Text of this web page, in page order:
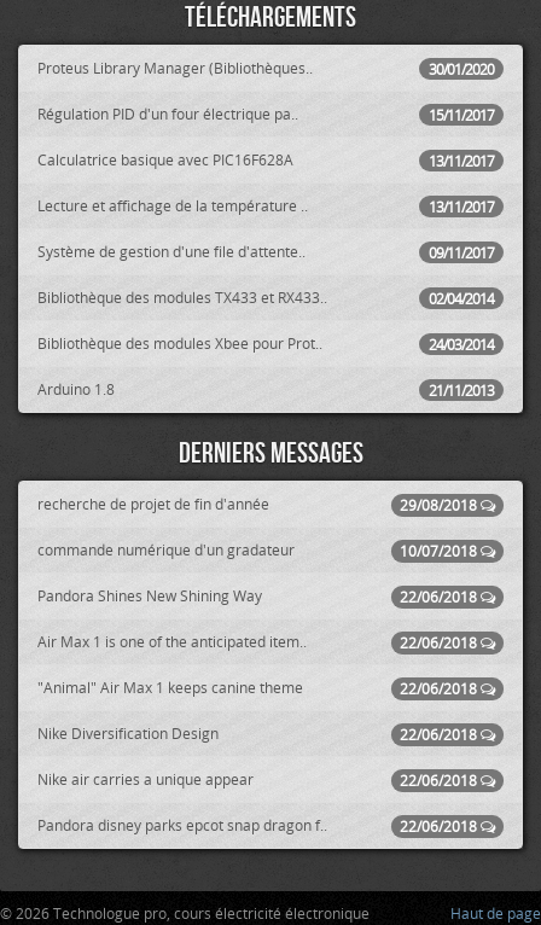
Téléchargements
30/01/2020
Proteus Library Manager (Bibliothèques..
15/11/2017
Régulation PID d'un four électrique pa..
13/11/2017
Calculatrice basique avec PIC16F628A
13/11/2017
Lecture et affichage de la température ..
09/11/2017
Système de gestion d'une file d'attente..
02/04/2014
Bibliothèque des modules TX433 et RX433..
24/03/2014
Bibliothèque des modules Xbee pour Prot..
21/11/2013
Arduino 1.8
Derniers messages
29/08/2018
recherche de projet de fin d'année
10/07/2018
commande numérique d'un gradateur
22/06/2018
Pandora Shines New Shining Way
22/06/2018
Air Max 1 is one of the anticipated item..
22/06/2018
"Animal" Air Max 1 keeps canine theme
22/06/2018
Nike Diversification Design
22/06/2018
Nike air carries a unique appear
22/06/2018
Pandora disney parks epcot snap dragon f..
Haut de page
© 2026 Technologue pro, cours électricité électronique